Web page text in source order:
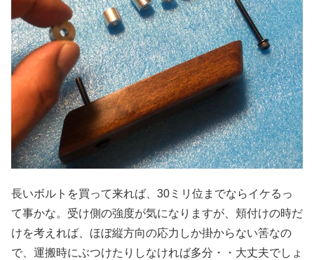
長いボルトを買って来れば、30ミリ位までならイケるっ
て事かな。受け側の強度が気になりますが、頬付けの時だ
けを考えれば、ほぼ縦方向の応力しか掛からない筈なの
で、運搬時にぶつけたりしなければ多分・・大丈夫でしょ